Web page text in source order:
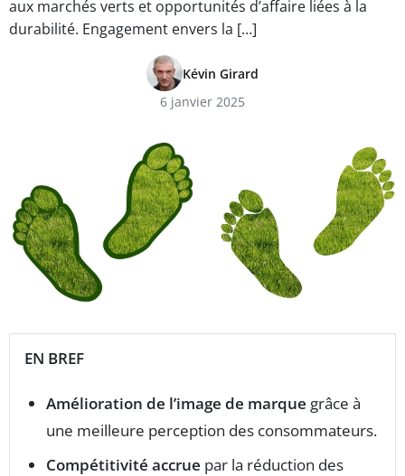
aux marchés verts et opportunités d’affaire liées à la
durabilité. Engagement envers la […]
Kévin Girard
6 janvier 2025
EN BREF
Amélioration de l’image de marque grâce à
une meilleure perception des consommateurs.
Compétitivité accrue par la réduction des